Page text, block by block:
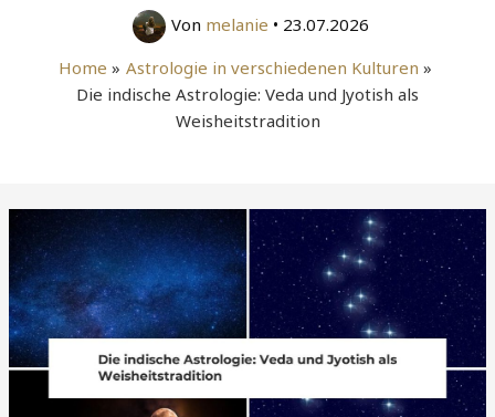
Von melanie • 23.07.2026
Home
Astrologie in verschiedenen Kulturen
Die indische Astrologie: Veda und Jyotish als
Weisheitstradition